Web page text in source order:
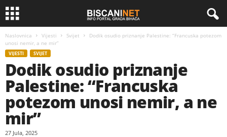
Naslovnica Vijesti Svijet
Dodik osudio priznanje Palestine: “Francuska potezom
unosi nemir, a ne mir”
VIJESTI SVIJET
Dodik osudio priznanje
Palestine: “Francuska
potezom unosi nemir, a ne
mir”
27 Jula, 2025